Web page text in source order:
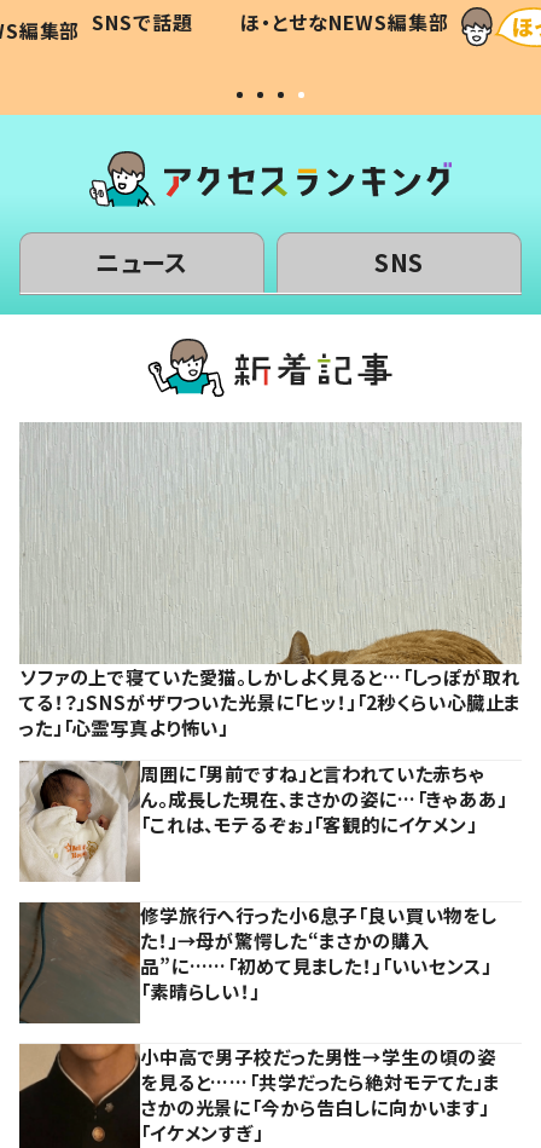
編集部 #令和の子
SNSで話題 ほ・とせなNEWS編集部
い」
ニュース SNS
ソファの上で寝ていた愛猫。しかしよく見ると…「しっぽが取れ
てる！？」SNSがザワついた光景に「ヒッ！」「2秒くらい心臓止ま
った」「心霊写真より怖い」
周囲に「男前ですね」と言われていた赤ちゃ
ん。成長した現在、まさかの姿に…「きゃああ」
「これは、モテるぞぉ」「客観的にイケメン」
修学旅行へ行った小6息子「良い買い物をし
た！」→母が驚愕した“まさかの購入
品”に……「初めて見ました！」「いいセンス」
「素晴らしい！」
小中高で男子校だった男性→学生の頃の姿
を見ると……「共学だったら絶対モテてた」ま
さかの光景に「今から告白しに向かいます」
「イケメンすぎ」